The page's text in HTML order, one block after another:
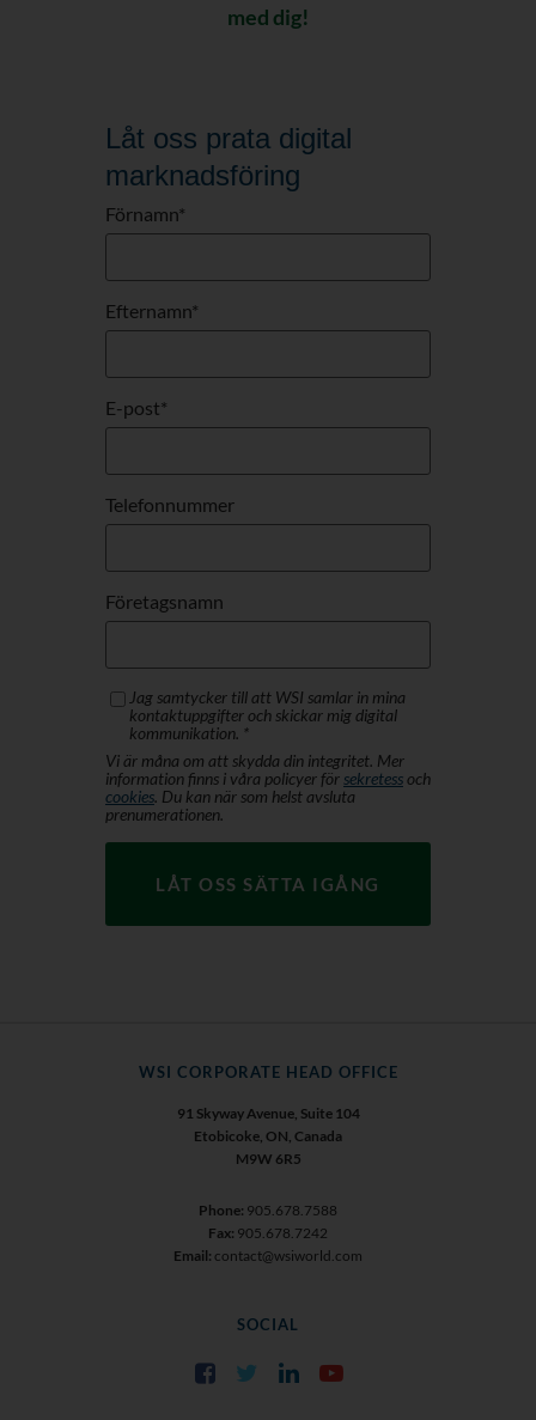
med dig!
Låt oss prata digital
marknadsföring
Förnamn*
Efternamn*
E-post*
Telefonnummer
Företagsnamn
Jag samtycker till att WSI samlar in mina
kontaktuppgifter och skickar mig digital
kommunikation. *
Vi är måna om att skydda din integritet. Mer
information finns i våra policyer för sekretessoch
cookies. Du kan när som helst avsluta
prenumerationen.
WSI CORPORATE HEAD OFFICE
91 Skyway Avenue, Suite 104
Etobicoke, ON, Canada
M9W 6R5
Phone: 905.678.7588
Fax: 905.678.7242
Email: contact@wsiworld.com
SOCIAL
FacebookTwitter LinkedIn